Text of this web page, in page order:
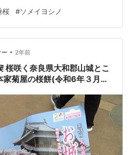
で、 来週には満開になりそうで
カフェで。 カフェオレに、オマケ
によもぎが入っていて、 春らし
ュラルシフォンケーキ 乳製品不
ーキ スイーツ ギフト 介護食 初回
桜 #ソメイヨシノ
• 2年前
桜咲く奈良県大和郡山城とこ
家菊屋の桜餅(令和6年３月31